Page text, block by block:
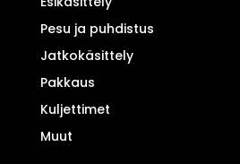
Pesu ja puhdistus
Jatkokäsittely
Pakkaus
Kuljettimet
Muut